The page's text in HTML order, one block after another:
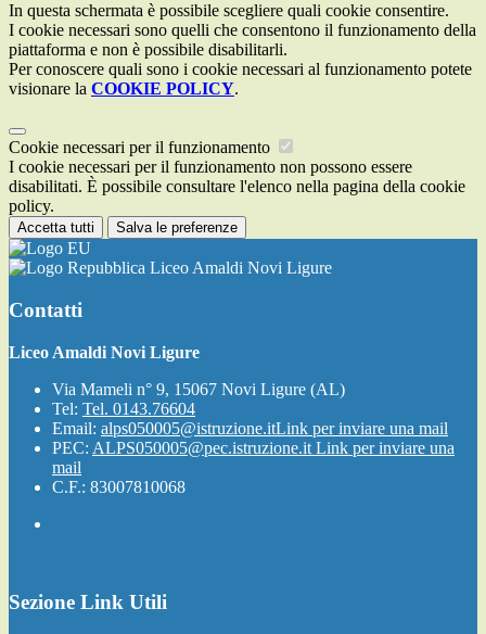
In questa schermata è possibile scegliere quali cookie consentire.
I cookie necessari sono quelli che consentono il funzionamento della
piattaforma e non è possibile disabilitarli.
Per conoscere quali sono i cookie necessari al funzionamento potete
visionare la COOKIE POLICY.
Cookie necessari per il funzionamento
I cookie necessari per il funzionamento non possono essere
disabilitati. È possibile consultare l'elenco nella pagina della cookie
policy.
Accetta tutti Salva le preferenze
Liceo Amaldi Novi Ligure
Contatti
Liceo Amaldi Novi Ligure
Via Mameli n° 9, 15067 Novi Ligure (AL)
Tel: Tel. 0143.76604
Email: alps050005@istruzione.itLink per inviare una mail
PEC: ALPS050005@pec.istruzione.it Link per inviare una
mail
C.F.: 83007810068
Sezione Link Utili